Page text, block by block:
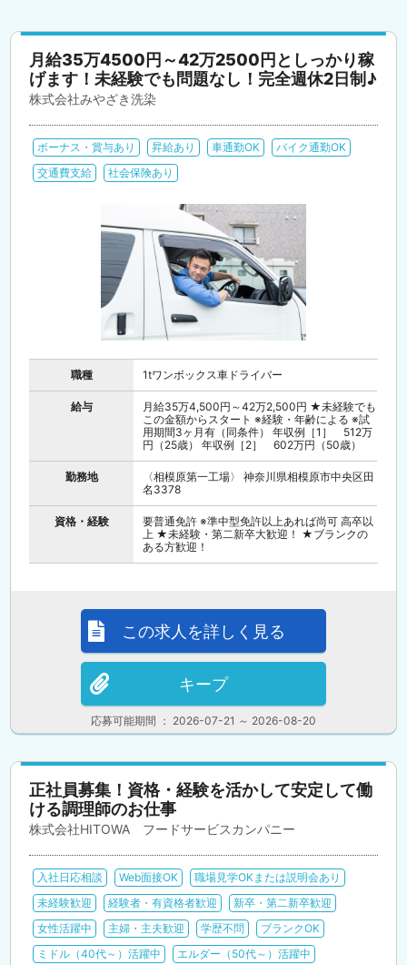
月給35万4500円～42万2500円としっかり稼
げます！未経験でも問題なし！完全週休2日制♪
株式会社みやざき洗染
ボーナス・賞与あり 昇給あり 車通勤OK
バイク通勤OK
交通費支給
社会保険あり
職種 1tワンボックス車ドライバー
給与
月給35万4,500円～42万2,500円 ★未経験でも
この金額からスタート ※経験・年齢による ※試
用期間3ヶ月有（同条件） 年収例［1］ 512万
円（25歳） 年収例［2］ 602万円（50歳）
勤務地
〈相模原第一工場〉 神奈川県相模原市中央区田
名3378
資格・経験
要普通免許 ※準中型免許以上あれば尚可 高卒以
上 ★未経験・第二新卒大歓迎！ ★ブランクの
ある方歓迎！
応募可能期間 ： 2026-07-21 ～ 2026-08-20
この求人を詳しく見る
キープ
正社員募集！資格・経験を活かして安定して働
ける調理師のお仕事
株式会社HITOWA フードサービスカンパニー
入社日応相談 Web面接OK
職場見学OKまたは説明会あり
未経験歓迎
経験者・有資格者歓迎
新卒・第二新卒歓迎
女性活躍中
主婦・主夫歓迎 学歴不問
ブランクOK
ミドル（40代～）活躍中
エルダー（50代～）活躍中